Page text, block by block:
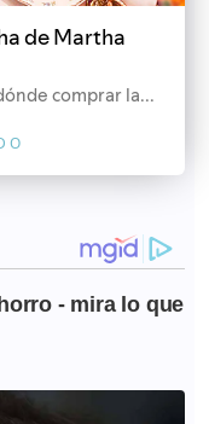
de Martha
comprar la...